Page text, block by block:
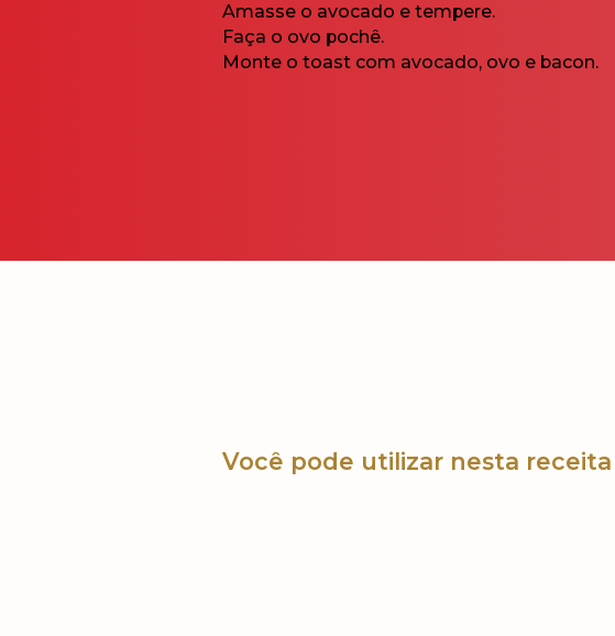
Amasse o avocado e tempere.
Faça o ovo pochê.
Monte o toast com avocado, ovo e bacon.
Você pode utilizar nesta receita